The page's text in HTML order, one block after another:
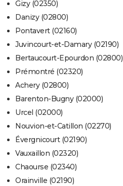
Gizy (02350)
Danizy (02800)
Pontavert (02160)
Juvincourt-et-Damary (02190)
Bertaucourt-Epourdon (02800)
Prémontré (02320)
Achery (02800)
Barenton-Bugny (02000)
Urcel (02000)
Nouvion-et-Catillon (02270)
Évergnicourt (02190)
Vauxaillon (02320)
Chaourse (02340)
Orainville (02190)